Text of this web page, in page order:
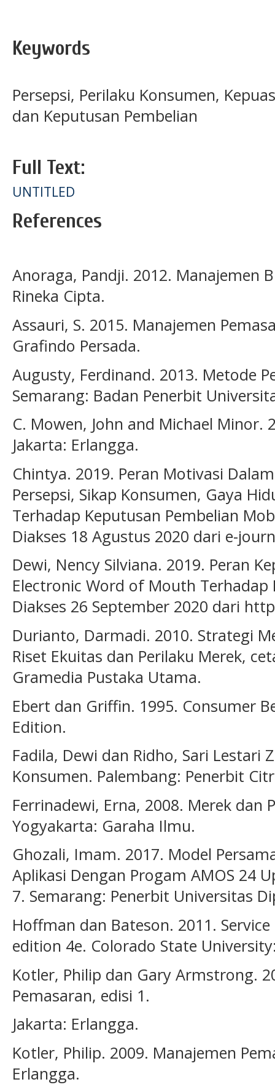
Keywords
Persepsi, Perilaku Konsumen,
dan Keputusan Pembelian
Full Text:
UNTITLED
References
Anoraga, Pandji. 2012. Manajemen
Rineka Cipta.
Assauri, S. 2015. Manajemen
Grafindo Persada.
Augusty, Ferdinand. 2013. Metode
Semarang: Badan Penerbit
C. Mowen, John and Michael Minor.
Jakarta: Erlangga.
Chintya. 2019. Peran Motivasi
Persepsi, Sikap Konsumen, Gaya
Terhadap Keputusan Pembelian
Diakses 18 Agustus 2020 dari e-
Dewi, Nency Silviana. 2019. Peran
Electronic Word of Mouth Terhadap
Diakses 26 September 2020 dari
Durianto, Darmadi. 2010. Strategi
Riset Ekuitas dan Perilaku Merek,
Gramedia Pustaka Utama.
Ebert dan Griffin. 1995. Consumer
Edition.
Fadila, Dewi dan Ridho, Sari Lestari
Konsumen. Palembang: Penerbit
Ferrinadewi, Erna, 2008. Merek dan
Yogyakarta: Garaha Ilmu.
Ghozali, Imam. 2017. Model
Aplikasi Dengan Progam AMOS 24
7. Semarang: Penerbit Universitas
Hoffman dan Bateson. 2011.
edition 4e. Colorado State
Kotler, Philip dan Gary Armstrong.
Pemasaran, edisi 1.
Jakarta: Erlangga.
Kotler, Philip. 2009. Manajemen
Erlangga.